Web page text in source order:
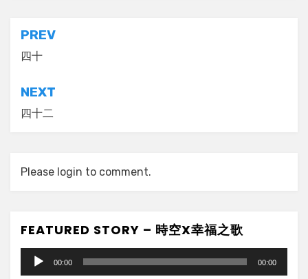
Post
navigation
PREV
四十
NEXT
四十二
Please login to comment.
FEATURED STORY – 時空X幸福之歌
Audio
Player
00:00 00:00